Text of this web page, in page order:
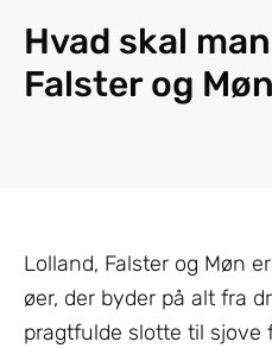
Hvad skal
Falster og Møn
Lolland, Falster og Møn
øer, der byder på alt fra
pragtfulde slotte til sjove